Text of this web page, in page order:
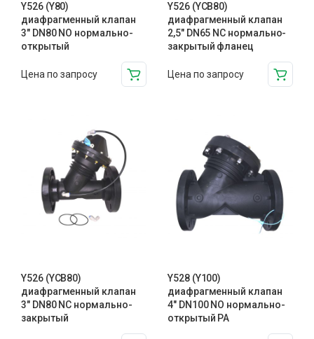
Y526 (Y80)
диафрагменный клапан
3″ DN80 NO нормально-
открытый
Цена по запросу
Y526 (YCB80)
диафрагменный клапан
2,5″ DN65 NC нормально-
закрытый фланец
Цена по запросу
Y526 (YCB80)
диафрагменный клапан
3″ DN80 NC нормально-
закрытый
Y528 (Y100)
диафрагменный клапан
4″ DN100 NO нормально-
открытый PA